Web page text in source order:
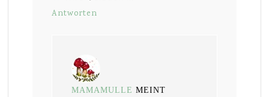
Antworten
MAMAMULLE MEINT